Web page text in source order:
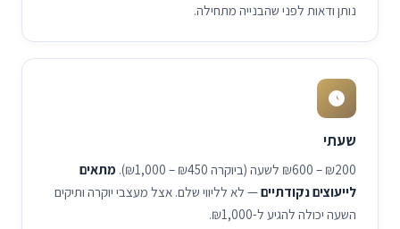
נותן ודאות לפני שהבנייה מתחילה.
שעתי
₪600 – ₪200 לשעה (ביוקרה ₪1,000 – ₪450
). מתאים
לייעוצים נקודתיים— לא לליווי שלם. אצל מעצבי יוקרה ותיקים
השעה יכולה להגיע ל-₪1,000.